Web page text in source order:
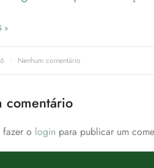
»
Nenhum comentário
comentário
o login para publicar um